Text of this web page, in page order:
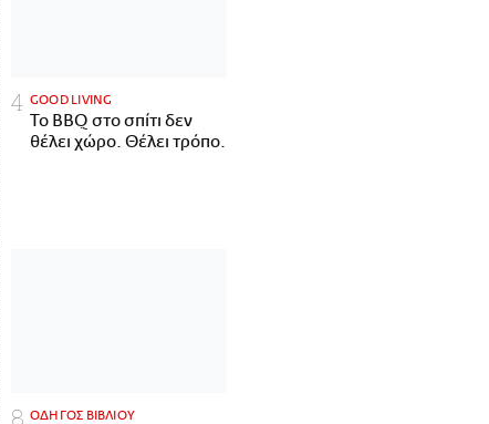
GOOD LIVING
Το BBQ στο σπίτι δεν
θέλει χώρο. Θέλει τρόπο.
ΟΔΗΓΟΣ ΒΙΒΛΙΟΥ